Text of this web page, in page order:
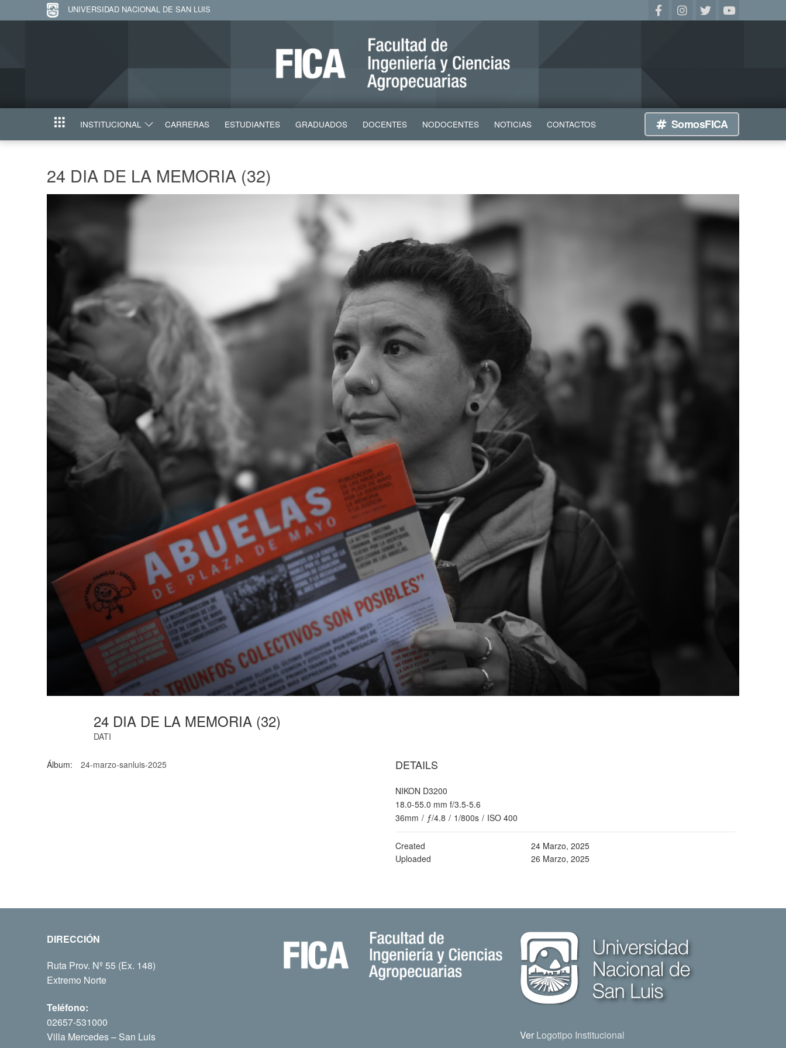
UNIVERSIDAD NACIONAL DE SAN LUIS
INICIO INSTITUCIONAL CARRERAS ESTUDIANTES GRADUADOS DOCENTES NODOCENTES NOTICIAS CONTACTOS SomosFICA
24 DIA DE LA MEMORIA (32)
24 DIA DE LA MEMORIA (32)
DATI
Álbum: 24-marzo-sanluis-2025 DETAILS
NIKON D3200
18.0-55.0 mm f/3.5-5.6
36mm / ƒ/4.8 / 1/800s / ISO 400
Created
24 Marzo, 2025
Uploaded
26 Marzo, 2025
DIRECCIÓN
Ruta Prov. Nº 55 (Ex. 148)
Extremo Norte
Teléfono:
02657-531000
Villa Mercedes – San Luis
Ver Logotipo Institucional